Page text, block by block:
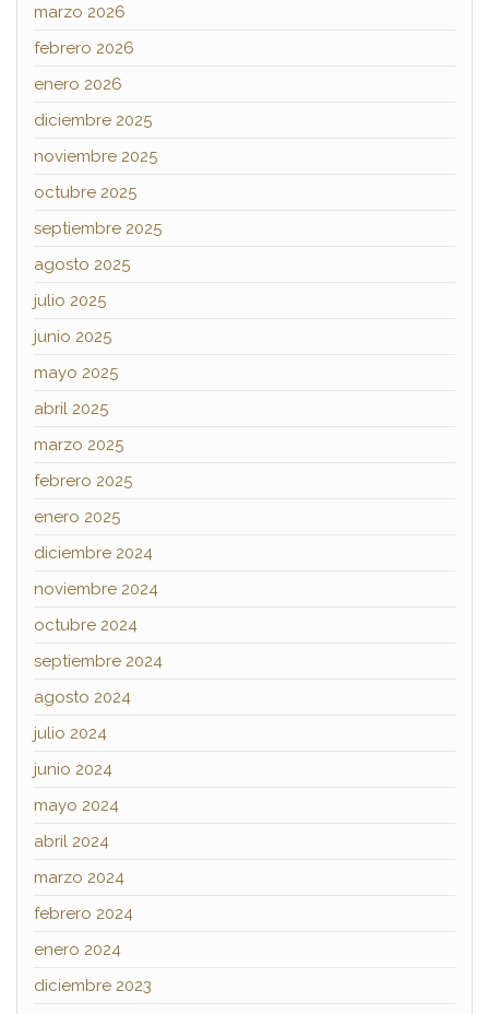
marzo 2026
febrero 2026
enero 2026
diciembre 2025
noviembre 2025
octubre 2025
septiembre 2025
agosto 2025
julio 2025
junio 2025
mayo 2025
abril 2025
marzo 2025
febrero 2025
enero 2025
diciembre 2024
noviembre 2024
octubre 2024
septiembre 2024
agosto 2024
julio 2024
junio 2024
mayo 2024
abril 2024
marzo 2024
febrero 2024
enero 2024
diciembre 2023